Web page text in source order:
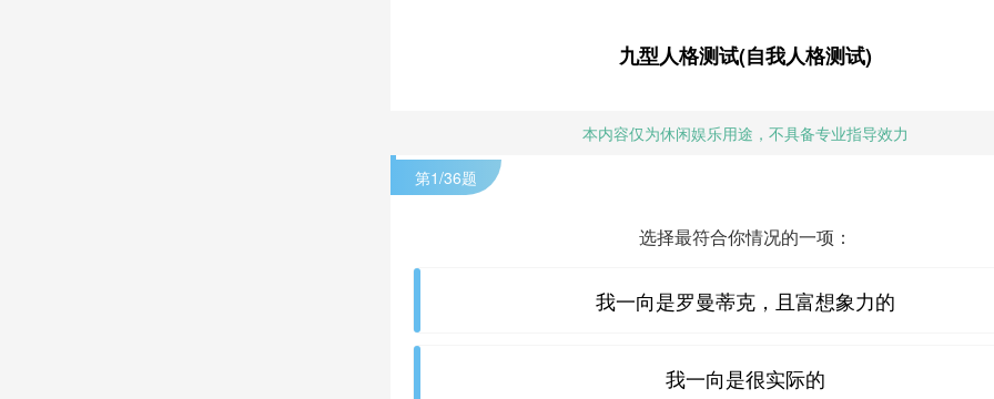
九型人格测试(自我人格测试)
本内容仅为休闲娱乐用途，不具备专业指导效力
第1/36题
选择最符合你情况的一项：
我一向是罗曼蒂克，且富想象力的
我一向是很实际的